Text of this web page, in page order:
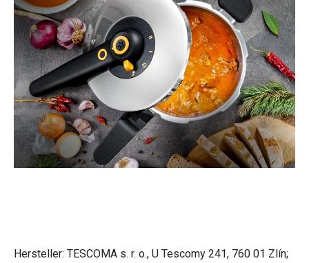
Hersteller: TESCOMA s. r. o., U Tescomy 241, 760 01 Zlín;